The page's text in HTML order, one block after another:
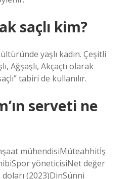
saçlı kim?
yaşlı kadın. Çeşitli
Ağşaşlı, Akçaçtı olarak
tabiri de kullanılır.
serveti ne
mühendisiMüteahhitİş
yöneticisiNet değer
(2023)DinSünni